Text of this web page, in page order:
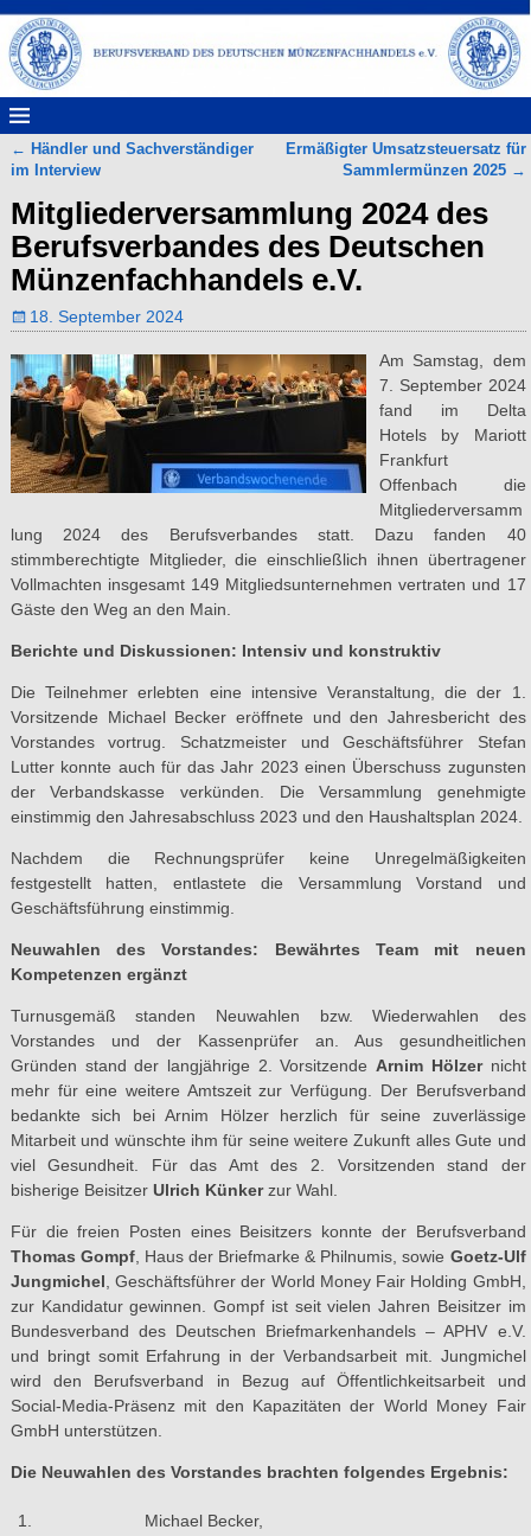
Artikelnavigation
← Händler und Sachverständiger
im Interview
Ermäßigter Umsatzsteuersatz für
Sammlermünzen 2025 →
Mitgliederversammlung 2024 des
Berufsverbandes des Deutschen
Münzenfachhandels e.V.
18. September 2024
Am Samstag, dem
7. September 2024
fand im Delta
Hotels by Mariott
Frankfurt
Offenbach die
Mitgliederversamm
lung 2024 des Berufsverbandes statt. Dazu fanden 40
stimmberechtigte Mitglieder, die einschließlich ihnen übertragener
Vollmachten insgesamt 149 Mitgliedsunternehmen vertraten und 17
Gäste den Weg an den Main.
Berichte und Diskussionen: Intensiv und konstruktiv
Die Teilnehmer erlebten eine intensive Veranstaltung, die der 1.
Vorsitzende Michael Becker eröffnete und den Jahresbericht des
Vorstandes vortrug. Schatzmeister und Geschäftsführer Stefan
Lutter konnte auch für das Jahr 2023 einen Überschuss zugunsten
der Verbandskasse verkünden. Die Versammlung genehmigte
einstimmig den Jahresabschluss 2023 und den Haushaltsplan 2024.
Nachdem die Rechnungsprüfer keine Unregelmäßigkeiten
festgestellt hatten, entlastete die Versammlung Vorstand und
Geschäftsführung einstimmig.
Neuwahlen des Vorstandes: Bewährtes Team mit neuen
Kompetenzen ergänzt
Turnusgemäß standen Neuwahlen bzw. Wiederwahlen des
Vorstandes und der Kassenprüfer an. Aus gesundheitlichen
Gründen stand der langjährige 2. VorsitzendeArnim Hölzernicht
mehr für eine weitere Amtszeit zur Verfügung. Der Berufsverband
bedankte sich bei Arnim Hölzer herzlich für seine zuverlässige
Mitarbeit und wünschte ihm für seine weitere Zukunft alles Gute und
viel Gesundheit. Für das Amt des 2. Vorsitzenden stand der
bisherige Beisitzer Ulrich Künkerzur Wahl.
Für die freien Posten eines Beisitzers konnte der Berufsverband
Thomas Gompf, Haus der Briefmarke & Philnumis, sowie Goetz-Ulf
Jungmichel, Geschäftsführer der World Money Fair Holding GmbH,
zur Kandidatur gewinnen. Gompf ist seit vielen Jahren Beisitzer im
Bundesverband des Deutschen Briefmarkenhandels – APHV e.V.
und bringt somit Erfahrung in der Verbandsarbeit mit. Jungmichel
wird den Berufsverband in Bezug auf Öffentlichkeitsarbeit und
Social-Media-Präsenz mit den Kapazitäten der World Money Fair
GmbH unterstützen.
Die Neuwahlen des Vorstandes brachten folgendes Ergebnis:
1.
Michael Becker,